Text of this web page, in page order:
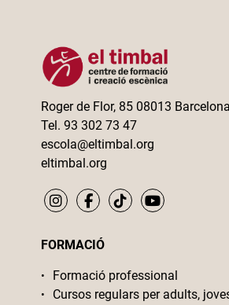
Roger de Flor, 85 08013 Barcelona
Tel. 93 302 73 47
escola@eltimbal.org
eltimbal.org
FORMACIÓ
Formació professional
Cursos regulars per adults,